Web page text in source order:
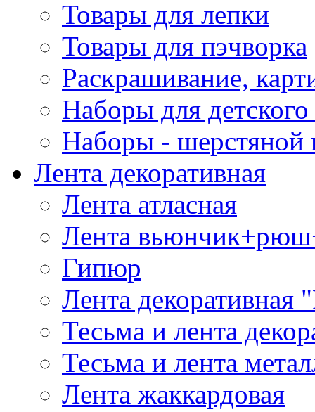
Товары для лепки
Товары для пэчворка
Раскрашивание,
Наборы для
Наборы - шерстяной
Лента декоративная
Лента атласная
Лента
Гипюр
Лента декоративная
Тесьма и лента
Тесьма и лента
Лента жаккардовая